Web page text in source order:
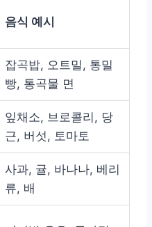
음식 예시
잡곡밥, 오트밀, 통밀
빵, 통곡물 면
잎채소, 브로콜리, 당
근, 버섯, 토마토
사과, 귤, 바나나, 베리
류, 배